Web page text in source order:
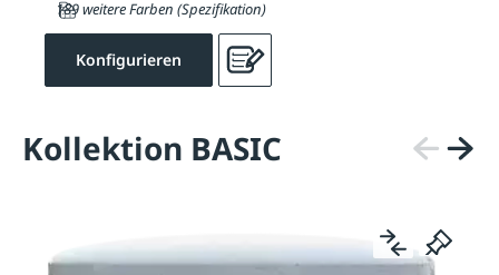
189 weitere Farben (Spezifikation)
Konfigurieren
Kollektion BASIC